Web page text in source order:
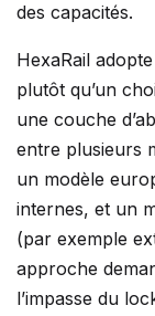
des capacités.
HexaRail
plutôt qu’un
une couche
entre plusieurs
un modèle
internes, et un
(par exemple
approche
l’impasse du